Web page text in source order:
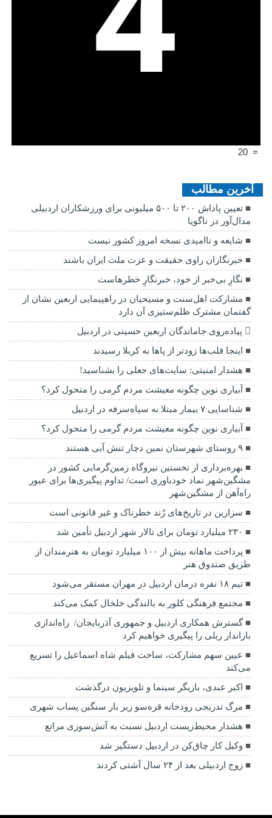
=
20
آخرین مطالب
تعیین پاداش ۲۰۰ تا ۵۰۰ میلیونی برای ورزشکاران اردبیلی
مدال‌آور در ناگویا
شایعه و ناامیدی نسخه امروز کشور نیست
خبرنگاران راوی حقیقت و عزت ملت ایران باشند
نگارِ بی‌خبر از خود، خبرنگارِ خطرهاست
مشارکت اهل‌سنت و مسیحیان در راهپیمایی اربعین نشان از
گفتمان مشترک ظلم‌ستیزی آن دارد
پیاده‌روی جاماندگان اربعین حسینی در اردبیل
اینجا قلب‌ها زودتر از پاها به کربلا رسیدند
هشدار امنیتی: سایت‌های جعلی را بشناسید!
آبیاری نوین چگونه معیشت مردم گرمی را متحول کرد؟
شناسایی ۷ بیمار مبتلا به سیاه‌سرفه در اردبیل
آبیاری نوین چگونه معیشت مردم گرمی را متحول کرد؟
۹ روستای شهرستان نمین دچار تنش آبی هستند
بهره‌برداری از نخستین نیروگاه زمین‌گرمایی کشور در
مشگین‌شهر نماد خودباوری است/ تداوم پیگیری‌ها برای عبور
راه‌آهن از مشگین‌شهر
سزارین در تاریخ‌های رُند خطرناک و غیر قانونی است
۲۳۰ میلیارد تومان برای تالار شهر اردبیل تأمین شد
پرداخت ماهانه بیش از ۱۰۰ میلیارد تومان به هنرمندان از
طریق صندوق هنر
تیم ۱۸ نفره درمان اردبیل در مهران مستقر می‌شود
مجتمع فرهنگی کلور به بالندگی خلخال کمک می‌کند
گسترش همکاری اردبیل و جمهوری آذربایجان/ راه‌اندازی
بارانداز ریلی را پیگیری خواهیم کرد
عیین سهم مشارکت، ساخت فیلم شاه‌ اسماعیل را تسریع
می‌کند
اکبر عبدی، بازیگر سینما و تلویزیون درگذشت
مرگ تدریجی رودخانه قره‌سو زیر بار سنگین پساب شهری
هشدار محیط‌زیست اردبیل نسبت به آتش‌سوزی مراتع
وکیل کار چاق‌کن در اردبیل دستگیر شد
زوج اردبیلی بعد از ۲۴ سال آشتی کردند